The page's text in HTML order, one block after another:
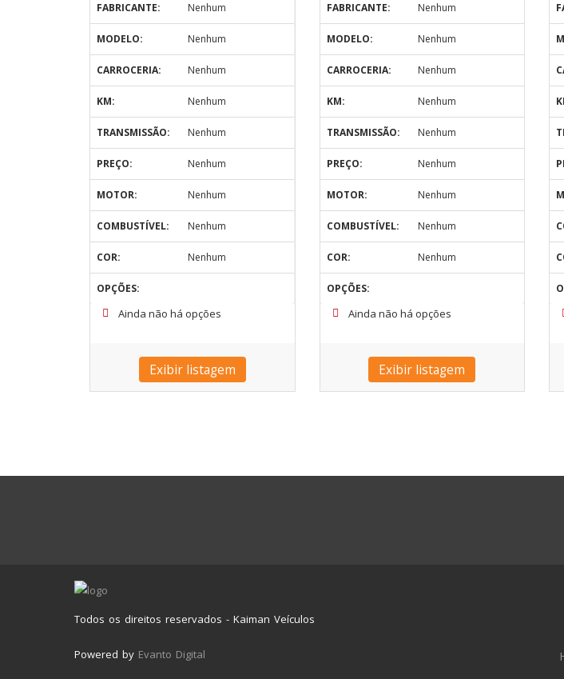
FABRICANTE: Nenhum
MODELO: Nenhum
CARROCERIA: Nenhum
KM: Nenhum
TRANSMISSÃO: Nenhum
PREÇO: Nenhum
MOTOR: Nenhum
COMBUSTÍVEL: Nenhum
COR: Nenhum
OPÇÕES:
Ainda não há opções
Exibir listagem
FABRICANTE: Nenhum
MODELO: Nenhum
CARROCERIA: Nenhum
KM: Nenhum
TRANSMISSÃO: Nenhum
PREÇO: Nenhum
MOTOR: Nenhum
COMBUSTÍVEL: Nenhum
COR: Nenhum
OPÇÕES:
Ainda não há opções
Exibir listagem
Todos os direitos reservados - Kaiman Veículos
Powered by Evanto Digital